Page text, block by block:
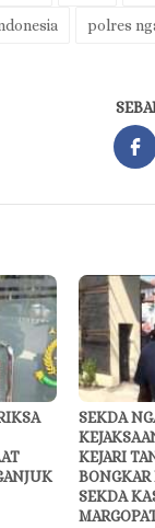
polres
SEKDA
KEJARI
SEKDA